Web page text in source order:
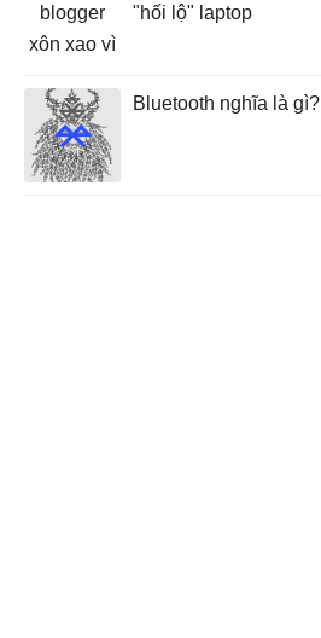
"hối lộ" laptop
Bluetooth nghĩa là gì?